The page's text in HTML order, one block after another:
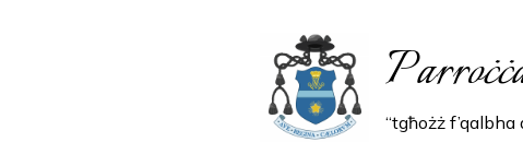
“tgħożż